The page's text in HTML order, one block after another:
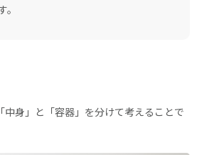
。
中身」と「容器」を分けて考えることで